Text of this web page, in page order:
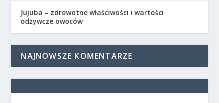
Jujuba – zdrowotne właściwości i wartości
odżywcze owoców
NAJNOWSZE KOMENTARZE